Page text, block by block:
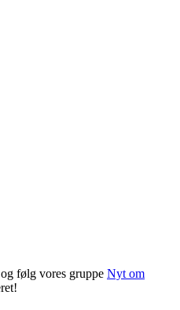
og følg vores gruppe Nyt om